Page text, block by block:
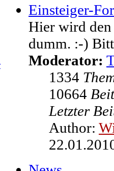
Einsteiger-
Hier wird
dumm. :-)
Moderator:
1334
10664
Letzter
Author: